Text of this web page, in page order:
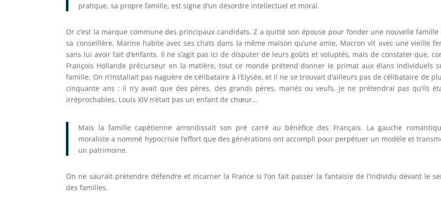
pratique, sa propre famille, est signe d’un désordre intellectuel et moral.
Or c’est la marque commune des principaux candidats. Z a quitté son épouse pour fonder une nouvelle famille
sa conseillère, Marine habite avec ses chats dans la même maison qu’une amie, Macron vit avec une vieille
sans lui avoir fait d’enfants. Il ne s’agit pas ici de disputer de leurs goûts et voluptés, mais de constater que,
François Hollande précurseur en la matière, tout ce monde prétend donner le primat aux élans individuels
famille. On n’installait pas naguère de célibataire à l’Elysée, et il ne se trouvait d’ailleurs pas de célibataire de
cinquante ans : il n’y avait que des pères, des grands pères, mariés ou veufs. Je ne prétendrai pas qu’ils
irréprochables, Louis XIV n’était pas un enfant de chœur…
Mais la famille capétienne arrondissait son pré carré au bénéfice des Français. La gauche
moraliste a nommé hypocrisie l’effort que des générations ont accompli pour perpétuer un modèle et
un patrimoine.
On ne saurait prétendre défendre et incarner la France si l’on fait passer la fantaisie de l’individu devant le
des familles.